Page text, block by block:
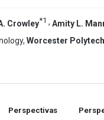
Crowley*1 , Amity L.
Worcester
Perspectivas